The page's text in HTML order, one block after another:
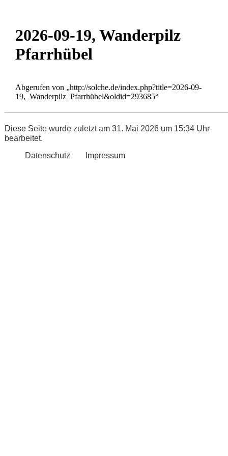
2026-09-19, Wanderpilz
Pfarrhübel
Abgerufen von „http://solche.de/index.php?title=2026-09-
19,_Wanderpilz_Pfarrhübel&oldid=293685“
Diese Seite wurde zuletzt am 31. Mai 2026 um 15:34 Uhr
bearbeitet.
Datenschutz
Impressum